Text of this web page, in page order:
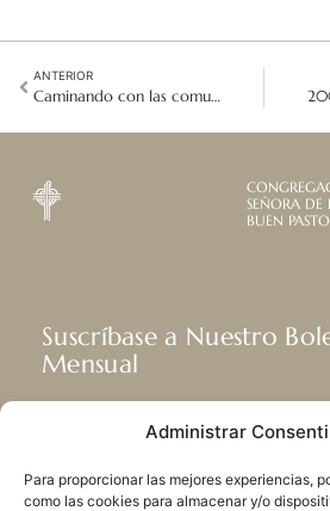
Administrar
Para proporcionar las mejores experiencias,
como las cookies para almacenar y/o
ANTERIOR
Caminando con las comunidades: Aprendiendo ecología integral en la Malasia rural
SEÑORA DE
BUEN
Suscríbase a Nuestro
Mensual
Recibir las últimas noticias acerca
nuestra vida, la misión y